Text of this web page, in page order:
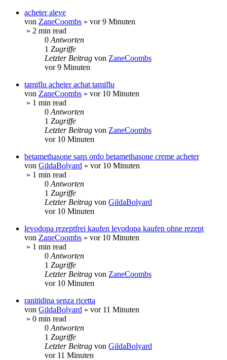
acheter aleve
von ZaneCoombs » vor 9 Minuten
» 2 min read
0 Antworten
1 Zugriffe
Letzter Beitrag von ZaneCoombs
vor 9 Minuten
tamiflu acheter achat tamiflu
von ZaneCoombs » vor 10 Minuten
» 1 min read
0 Antworten
1 Zugriffe
Letzter Beitrag von ZaneCoombs
vor 10 Minuten
betamethasone sans ordo betamethasone creme acheter
von GildaBolyard » vor 10 Minuten
» 1 min read
0 Antworten
1 Zugriffe
Letzter Beitrag von GildaBolyard
vor 10 Minuten
levodopa rezeptfrei kaufen levodopa kaufen ohne rezept
von ZaneCoombs » vor 10 Minuten
» 1 min read
0 Antworten
1 Zugriffe
Letzter Beitrag von ZaneCoombs
vor 10 Minuten
ranitidina senza ricetta
von GildaBolyard » vor 11 Minuten
» 0 min read
0 Antworten
1 Zugriffe
Letzter Beitrag von GildaBolyard
vor 11 Minuten